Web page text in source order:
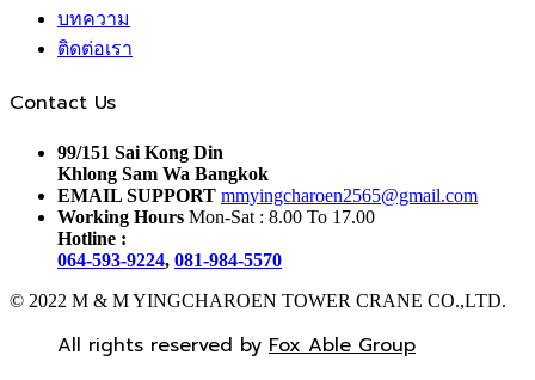
บทความ
ติดต่อเรา
Contact Us
99/151 Sai Kong Din
Khlong Sam Wa Bangkok
EMAIL SUPPORT mmyingcharoen2565@gmail.com
Working Hours Mon-Sat : 8.00 To 17.00
Hotline :
064-593-9224, 081-984-5570
© 2022 M & M YINGCHAROEN TOWER CRANE CO.,LTD.
All rights reserved by Fox Able Group